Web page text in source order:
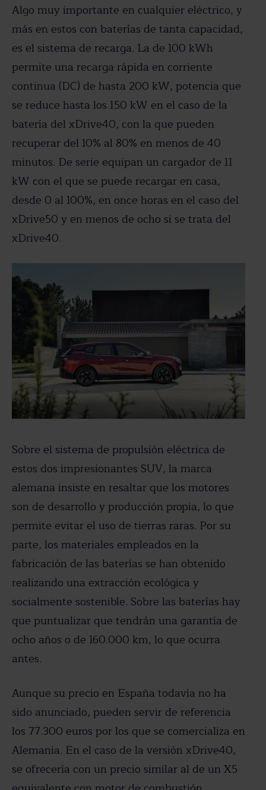
Algo muy importante en cualquier eléctrico, y
más en estos con baterías de tanta capacidad,
es el sistema de recarga. La de 100 kWh
permite una recarga rápida en corriente
continua (DC) de hasta 200 kW, potencia que
se reduce hasta los 150 kW en el caso de la
batería del xDrive40, con la que pueden
recuperar del 10% al 80% en menos de 40
minutos. De serie equipan un cargador de 11
kW con el que se puede recargar en casa,
desde 0 al 100%, en once horas en el caso del
xDrive50 y en menos de ocho si se trata del
xDrive40.
Sobre el sistema de propulsión eléctrica de
estos dos impresionantes SUV, la marca
alemana insiste en resaltar que los motores
son de desarrollo y producción propia, lo que
permite evitar el uso de tierras raras. Por su
parte, los materiales empleados en la
fabricación de las baterías se han obtenido
realizando una extracción ecológica y
socialmente sostenible. Sobre las baterías hay
que puntualizar que tendrán una garantía de
ocho años o de 160.000 km, lo que ocurra
antes.
Aunque su precio en España todavía no ha
sido anunciado, pueden servir de referencia
los 77.300 euros por los que se comercializa en
Alemania. En el caso de la versión xDrive40,
se ofrecería con un precio similar al de un X5